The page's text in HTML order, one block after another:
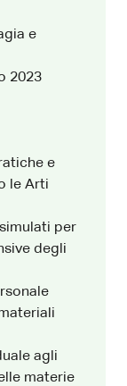
e
2023
e
le Arti
per
degli
agli
materie